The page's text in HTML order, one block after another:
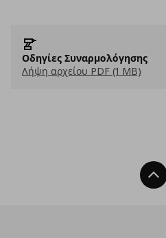
Οδηγίες Συναρμολόγησης
Λήψη αρχείου PDF (1 MB)